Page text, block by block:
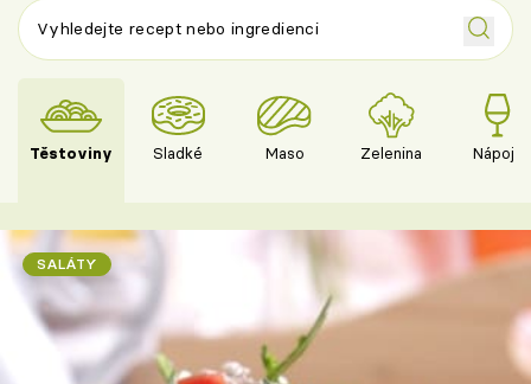
Těstoviny Sladké Maso Zelenina Nápoje
SALÁTY